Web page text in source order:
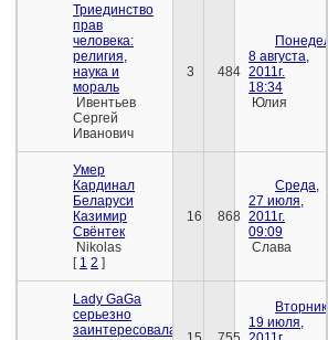
Триединство
прав
человека:
религия,
наука и
мораль
Ивентьев
Сергей
Иванович
3 484
8 августа,
2011г.
18:34
Юлия
Умер
Кардинал
Беларуси
Казимир
Свёнтек
Nikolas
[ 1 2 ]
16 868
Среда,
27 июля,
2011г.
09:09
Слава
Lady GaGa
серьезно
заинтересовалась
19 июля,